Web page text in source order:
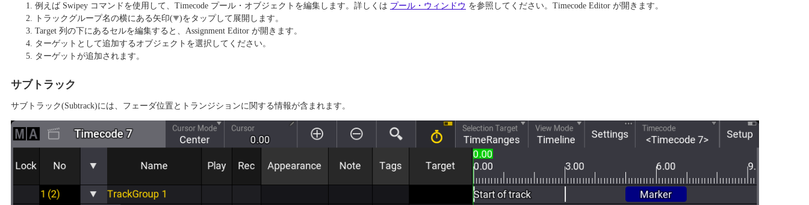
例えば Swipey コマンドを使用して、Timecode プール・オブジェクトを編集します。詳しくは プール・ウィンドウ を参照してください。Timecode Editor が開きます。
トラックグループ名の横にある矢印(
)をタップして展開します。
Target 列の下にあるセルを編集すると、Assignment Editor が開きます。
ターゲットとして追加するオブジェクトを選択してください。
ターゲットが追加されます。
サブトラック
サブトラック(Subtrack)には、フェーダ位置とトランジションに関する情報が含まれます。